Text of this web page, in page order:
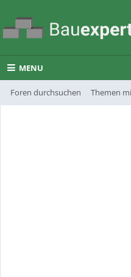
MENU
Foren durchsuchen Themen